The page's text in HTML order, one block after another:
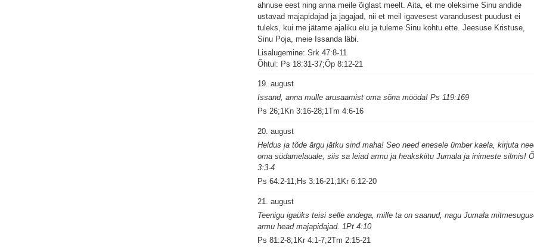
ahnuse eest ning anna meile õiglast meelt. Aita, et me oleksime Sinu andide
ustavad majapidajad ja jagajad, nii et meil igavesest varandusest puudust ei
tuleks, kui me jätame ajaliku elu ja tuleme Sinu kohtu ette. Jeesuse Kristuse,
Sinu Poja, meie Issanda läbi.
Lisalugemine: Srk 47:8-11
Õhtul: Ps 18:31-37;Õp 8:12-21
19. august
Issand, anna mulle arusaamist oma sõna mööda! Ps 119:169
Ps 26;1Kn 3:16-28;1Tm 4:6-16
20. august
Heldus ja tõde ärgu jätku sind maha! Seo need enesele ümber kaela, kirjuta
oma südamelauale, siis sa leiad armu ja heakskiitu Jumala ja inimeste silmis!
3:3-4
Ps 64:2-11;Hs 3:16-21;1Kr 6:12-20
21. august
Teenigu igaüks teisi selle andega, mille ta on saanud, nagu Jumala
armu head majapidajad. 1Pt 4:10
Ps 81:2-8;1Kr 4:1-7;2Tm 2:15-21